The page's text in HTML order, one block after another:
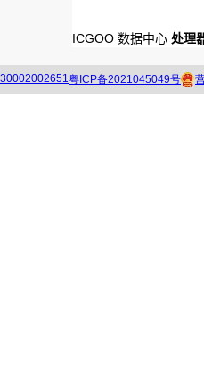
ICGOO 数据中心 处理